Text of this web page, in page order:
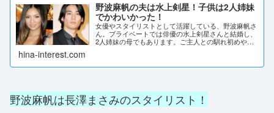
野波麻帆の夫は水上剣星！子供は2人姉妹
でかわいかった！
女優やスタイリストとして活躍している、野波麻帆さ
ん。プライベートでは俳優の水上剣星さんと結婚し、
2人姉妹の母でもあります。ご主人との馴れ初めや、
波...
hina-interest.com
野波麻帆は長澤まさみのスタイリスト！